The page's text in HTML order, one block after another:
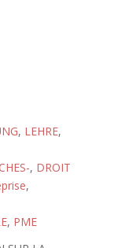
, LEHRE,
, DROIT
,
, PME